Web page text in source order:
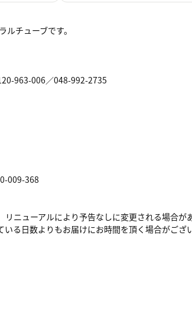
チューブです。
963-006／048-992-2735
009-368
ニューアルにより予告なしに変更される場合が
る日数よりもお届けにお時間を頂く場合がござ